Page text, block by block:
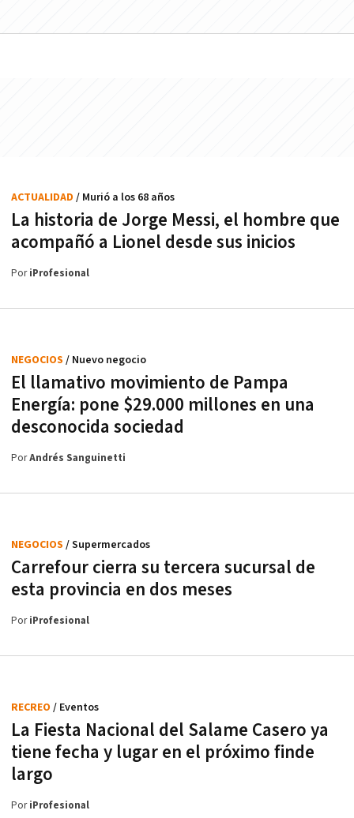
La historia de Jorge Messi, el hombre que
acompañó a Lionel desde sus inicios
ACTUALIDAD / Murió a los 68 años
PoriProfesional
El llamativo movimiento de Pampa
Energía: pone $29.000 millones en una
desconocida sociedad
NEGOCIOS / Nuevo negocio
PorAndrés Sanguinetti
Carrefour cierra su tercera sucursal de
esta provincia en dos meses
NEGOCIOS / Supermercados
PoriProfesional
La Fiesta Nacional del Salame Casero ya
tiene fecha y lugar en el próximo finde
largo
RECREO / Eventos
PoriProfesional